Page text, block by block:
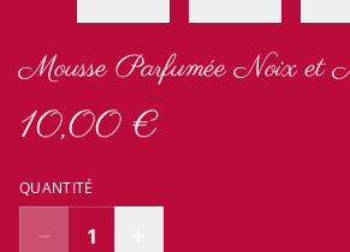
Mousse Parfumée Noix et
10,00 €
QUANTITÉ